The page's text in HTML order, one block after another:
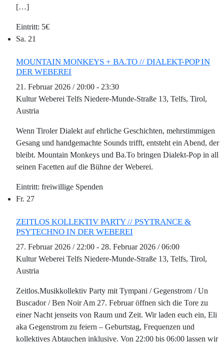
[…]
5€
Sa. 21
MOUNTAIN MONKEYS + BA.TO // DIALEKT-POP IN
DER WEBEREI
21. Februar 2026 / 20:00 - 23:30
Kultur Weberei Telfs Niedere-Munde-Straße 13, Telfs, Tirol,
Austria
Wenn Tiroler Dialekt auf ehrliche Geschichten, mehrstimmigen
Gesang und handgemachte Sounds trifft, entsteht ein Abend, der
bleibt. Mountain Monkeys und Ba.To bringen Dialekt-Pop in all
seinen Facetten auf die Bühne der Weberei.
freiwillige Spenden
Fr. 27
ZEITLOS KOLLEKTIV PARTY // PSYTRANCE &
PSYTECHNO IN DER WEBEREI
27. Februar 2026 / 22:00 - 28. Februar 2026 / 06:00
Kultur Weberei Telfs Niedere-Munde-Straße 13, Telfs, Tirol,
Austria
Zeitlos.Musikkollektiv Party mit Tympani / Gegenstrom / Un
Buscador / Ben Noir Am 27. Februar öffnen sich die Tore zu
einer Nacht jenseits von Raum und Zeit. Wir laden euch ein, Eli
aka Gegenstrom zu feiern – Geburtstag, Frequenzen und
kollektives Abtauchen inklusive. Von 22:00 bis 06:00 lassen wir